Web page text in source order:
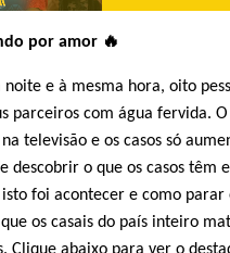
por amor 🔥
noite e à mesma hora, oito
parceiros com água fervida.
na televisão e os casos só
descobrir o que os casos têm
foi acontecer e como parar
os casais do país inteiro